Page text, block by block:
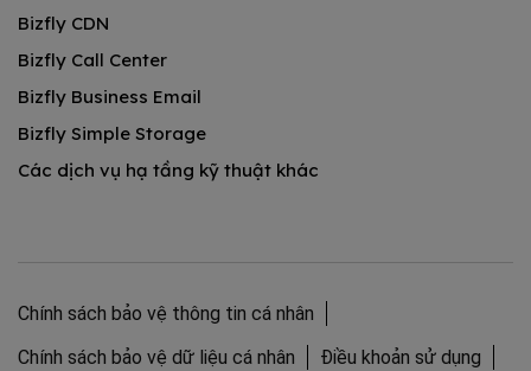
Bizfly CDN
Bizfly Call Center
Bizfly Business Email
Bizfly Simple Storage
Các dịch vụ hạ tầng kỹ thuật khác
Chính sách bảo vệ thông tin cá nhân
Chính sách bảo vệ dữ liệu cá nhân
Điều khoản sử dụng